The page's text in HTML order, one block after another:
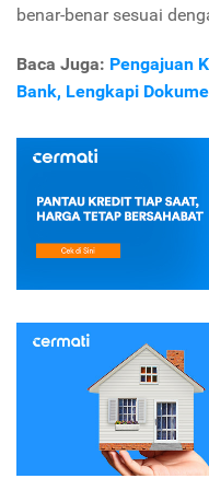
benar-benar sesuai
Baca Juga: Pengajuan
Bank, Lengkapi